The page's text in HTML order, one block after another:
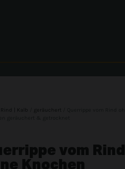
Rind | Kalb geräuchert
vom Rind
Knochen